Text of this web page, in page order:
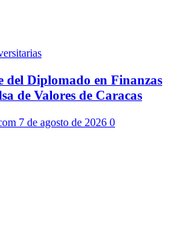
del Diplomado en Finanzas
de Valores de Caracas
7 de agosto de 2026 0